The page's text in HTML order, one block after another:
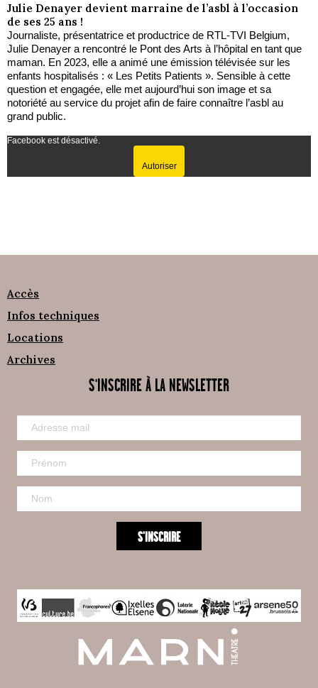
Julie Denayer devient marraine de l’asbl à l’occasion
de ses 25 ans !
Journaliste, présentatrice et productrice de RTL-TVI Belgium,
Julie Denayer a rencontré le Pont des Arts à l’hôpital en tant que
maman. En 2023, elle a animé une émission télévisée sur les
enfants hospitalisés : « Les Petits Patients ». Sensible à cette
question et engagée, elle met aujourd’hui son image et sa
notoriété au service du projet afin de faire connaître l’asbl au
grand public.
Facebook est désactivé.
Autoriser
Accès
Infos techniques
Locations
Archives
S'INSCRIRE À LA NEWSLETTER